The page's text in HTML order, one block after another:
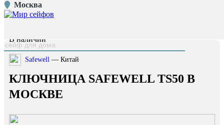
Москва
Главная страница
Каталог /
В наличии
Safewell — Китай
КЛЮЧНИЦА SAFEWELL TS50 В
МОСКВЕ